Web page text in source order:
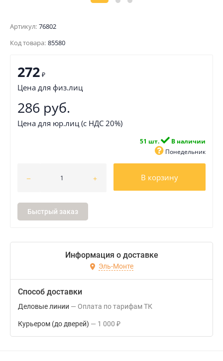
Артикул: 76802
Код товара: 85580
272 ₽
Цена для физ.лиц
286 руб.
Цена для юр.лиц (с НДС 20%)
51 шт.
В наличии
Понедельник
В корзину
Быстрый заказ
Информация о доставке
Эль-Монте
Способ доставки
Деловые линии Оплата по тарифам ТК
Курьером (до дверей) 1 000 ₽